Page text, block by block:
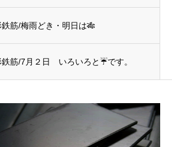
鉄筋/梅雨どき・明日は🎋
鉄筋/7月２日 いろいろと☔です。